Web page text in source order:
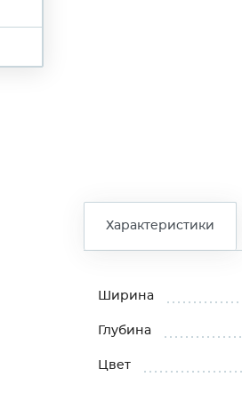
Характеристики
Ширина
Глубина
Цвет